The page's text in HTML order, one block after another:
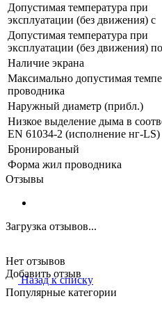
Допустимая температура при
эксплуатации (без движения) с
Допустимая температура при
эксплуатации (без движения) по
Наличие экрана
Максимально допустимая
проводника
Наружный диаметр (прибл.)
Низкое выделение дыма в
EN 61034-2 (исполнение нг-LS)
Бронированый
Форма жил проводника
Отзывы
Загрузка отзывов...
Нет отзывов
Добавить отзыв
Назад к списку
Популярные категории